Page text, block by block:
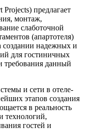
предлагает
монтаж,
слаботочной
(апартотеля)
надежных и
для гостиничных
требования данный
и сети в отеле-
этапов создания
в реальность
технологий,
гостей и